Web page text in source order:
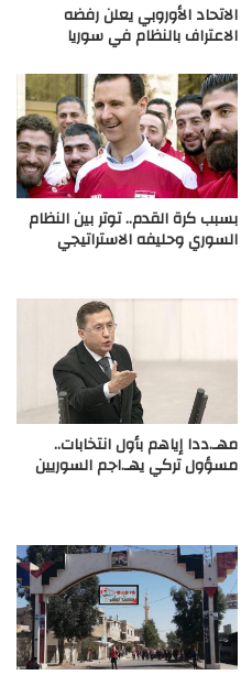
الاتحاد الأوروبي يعلن رفضه
الاعتراف بالنظام في سوريا
بسبب كرة القدم.. توتر بين النظام
السوري وحليفه الاستراتيجي
مهـ.ددا إياهم بأول انتخابات..
مسؤول تركي يهـ.اجم السوريين